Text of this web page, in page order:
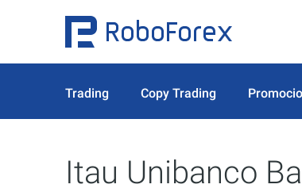
Trading Copy Trading
Itau Unibanco